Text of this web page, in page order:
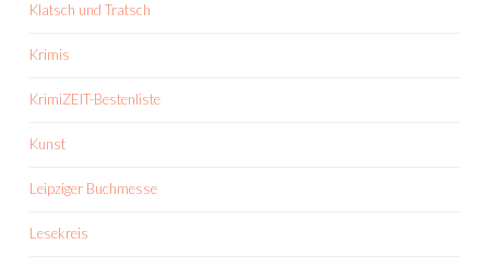
Klatsch und Tratsch
Krimis
KrimiZEIT-Bestenliste
Kunst
Leipziger Buchmesse
Lesekreis